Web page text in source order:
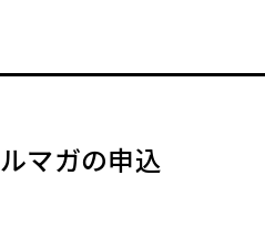
マガの申込